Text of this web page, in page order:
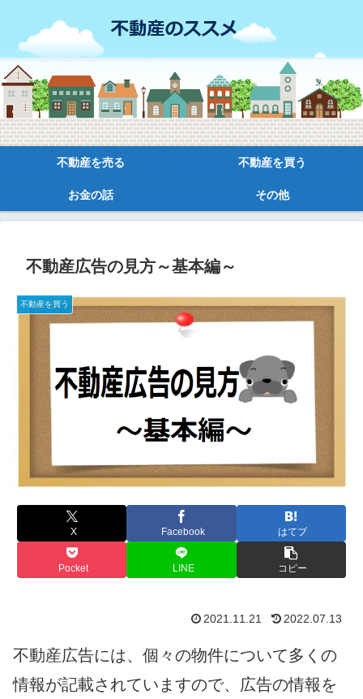
不動産を売る 不動産を買う
お金の話 その他
不動産広告の見方～基本編～
不動産を買う
X Facebook はてブ
Pocket LINE コピー
2021.11.21 2022.07.13
不動産広告には、個々の物件について多くの
情報が記載されていますので、広告の情報を